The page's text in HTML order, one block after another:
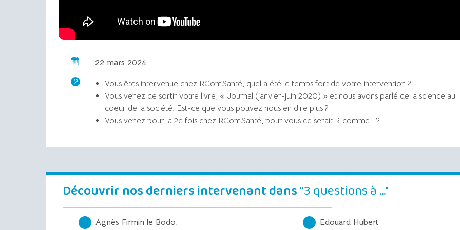
22 mars 2024
Vous êtes intervenue chez RComSanté, quel a été le temps fort de votre intervention ?
Vous venez de sortir votre livre, « Journal (janvier-juin 2020) » et nous avons parlé de la science au
coeur de la société. Est-ce que vous pouvez nous en dire plus ?
Vous venez pour la 2e fois chez RComSanté, pour vous ce serait R comme… ?
Découvrir nos derniers intervenant dans"3 questions à …"
Agnès Firmin le Bodo, Edouard Hubert